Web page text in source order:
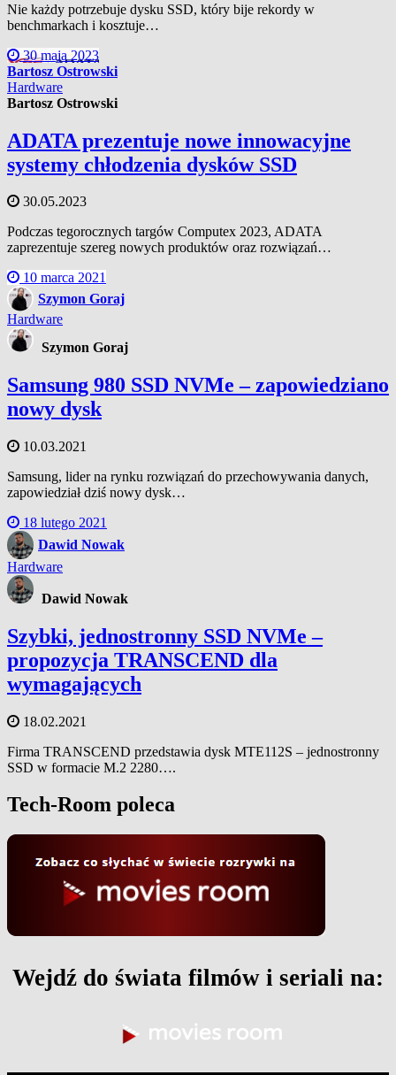
Nie każdy potrzebuje dysku SSD, który bije rekordy w
benchmarkach i kosztuje…
30 maja 2023
Bartosz Ostrowski
Hardware
Bartosz Ostrowski
ADATA prezentuje nowe innowacyjne
systemy chłodzenia dysków SSD
30.05.2023
Podczas tegorocznych targów Computex 2023, ADATA
zaprezentuje szereg nowych produktów oraz rozwiązań…
10 marca 2021
Szymon Goraj
Hardware
Szymon Goraj
Samsung 980 SSD NVMe – zapowiedziano
nowy dysk
10.03.2021
Samsung, lider na rynku rozwiązań do przechowywania danych,
zapowiedział dziś nowy dysk…
18 lutego 2021
Dawid Nowak
Hardware
Dawid Nowak
Szybki, jednostronny SSD NVMe –
propozycja TRANSCEND dla
wymagających
18.02.2021
Firma TRANSCEND przedstawia dysk MTE112S – jednostronny
SSD w formacie M.2 2280….
Tech-Room poleca
Wejdź do świata filmów i seriali na: